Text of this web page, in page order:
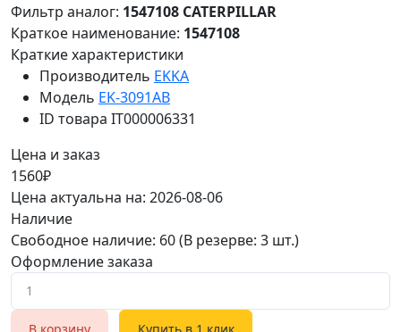
Фильтр аналог: 1547108 CATERPILLAR
Краткое наименование: 1547108
Краткие характеристики
Производитель EKKA
Модель EK-3091AB
ID товара IT000006331
Цена и заказ
1560₽
Цена актуальна на: 2026-08-06
Наличие
Свободное наличие: 60(В резерве: 3 шт.)
Оформление заказа
В корзину Купить в 1 клик